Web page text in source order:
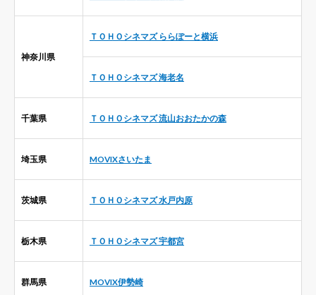
神奈川県
ＴＯＨＯシネマズ ららぽーと横浜
ＴＯＨＯシネマズ 海老名
千葉県 ＴＯＨＯシネマズ 流山おおたかの森
埼玉県 MOVIXさいたま
茨城県 ＴＯＨＯシネマズ 水戸内原
栃木県 ＴＯＨＯシネマズ 宇都宮
群馬県 MOVIX伊勢崎